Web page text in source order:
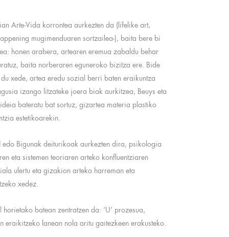
Arte-Vida korrontea aurkezten da (lifelike art,
mugimenduaren sortzailea-), baita bere bi
honen arabera, artearen eremua zabaldu behar
baita norberaren eguneroko bizitza ere. Bide
xede, artea eredu sozial berri baten eraikuntza
izango litzateke joera biak aurkitzea, Beuys eta
bateratu bat sortuz, gizartea materia plastiko
estetikoarekin.
Bigunak deiturikoak aurkezten dira, psikologia
eta sistemen teoriaren arteko konfluentziaren
ulertu eta gizakion arteko harreman eta
xedez.
batean zentratzen da: ‘U’ prozesua,
eraikitzeko lanean nola aritu gaitezkeen erakusteko.